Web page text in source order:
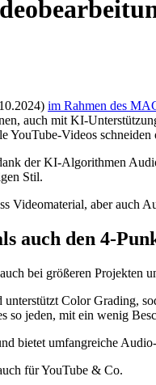
im Rahmen des
auch mit KI-
Videos
der KI-Algorithmen
Stil.
aber auch
auch den 4-
bei größeren Projekten
Color Grading,
jeden, mit ein wenig
bietet umfangreiche
für YouTube & Co.